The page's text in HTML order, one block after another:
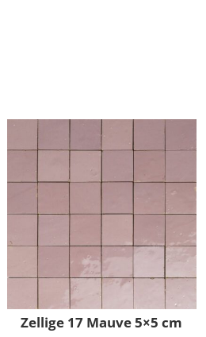
Zellige 17 Mauve 5×5 cm